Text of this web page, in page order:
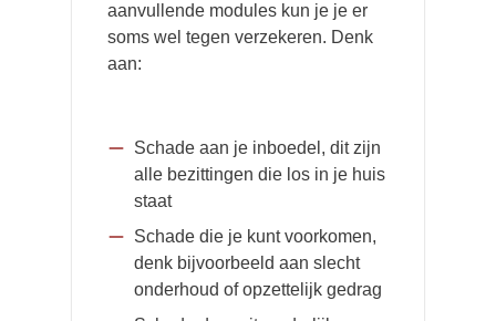
aanvullende modules kun je je er
soms wel tegen verzekeren. Denk
aan:
Schade aan je inboedel, dit zijn
alle bezittingen die los in je huis
staat
Schade die je kunt voorkomen,
denk bijvoorbeeld aan slecht
onderhoud of opzettelijk gedrag